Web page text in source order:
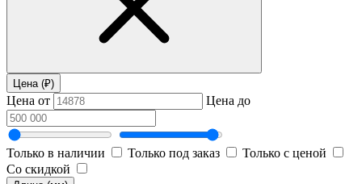
Цена (₽)
Цена от Цена до
Только в наличии Только под заказ
Только с ценой
Со скидкой